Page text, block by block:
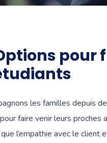
pour
les familles depuis
faire venir leurs proches
l’empathie avec le client